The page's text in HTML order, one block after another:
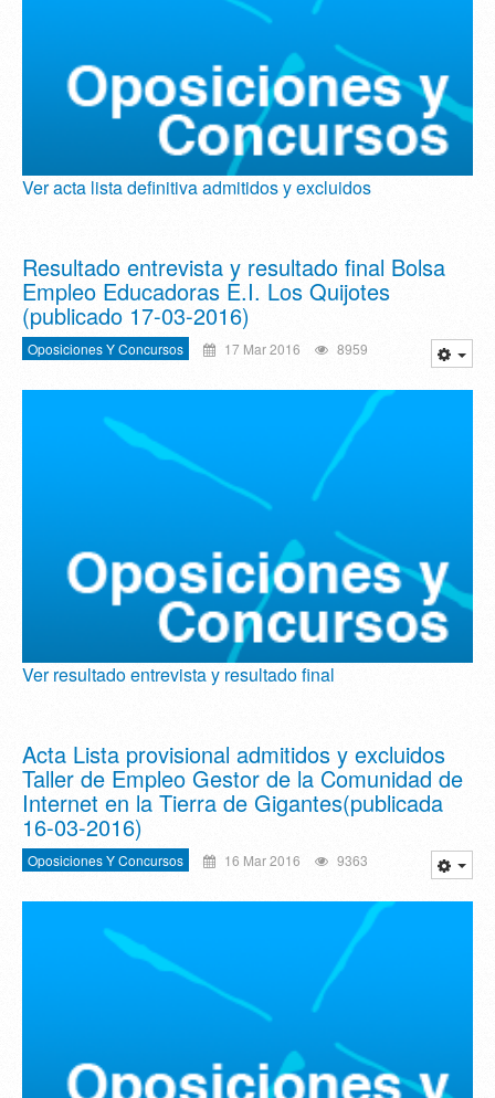
Ver acta lista definitiva admitidos y excluidos
Resultado entrevista y resultado final Bolsa
Empleo Educadoras E.I. Los Quijotes‏
(publicado 17-03-2016)
Oposiciones Y Concursos 17 Mar 2016 8959
Ver resultado entrevista y resultado final
Acta Lista provisional admitidos y excluidos
Taller de Empleo Gestor de la Comunidad de
Internet en la Tierra de Gigantes(publicada
16-03-2016)
Oposiciones Y Concursos 16 Mar 2016 9363